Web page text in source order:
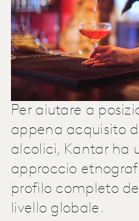
Per aiutare a
appena acquisito
alcolici, Kantar ha
approccio
profilo completo
livello globale.